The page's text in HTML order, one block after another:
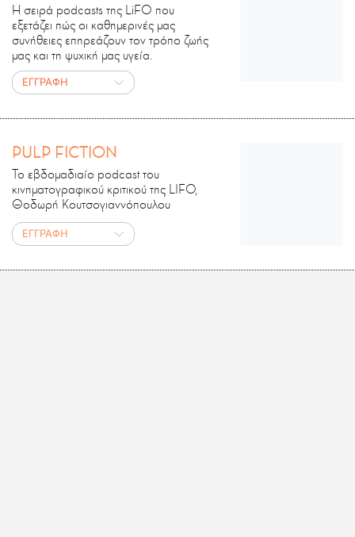
Η σειρά podcasts της LiFO που
εξετάζει πώς οι καθημερινές μας
συνήθειες επηρεάζουν τον τρόπο ζωής
μας και τη ψυχική μας υγεία.
ΕΓΓΡΑΦΗ
PULP FICTION
Το εβδομαδιαίο podcast του
κινηματογραφικού κριτικού της LIFO,
Θοδωρή Κουτσογιαννόπουλου
ΕΓΓΡΑΦΗ